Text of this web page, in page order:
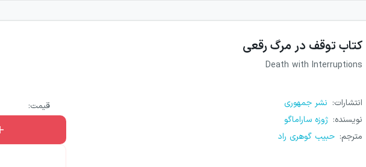
کتابتوقف در مرگ رقعی
Death with Interruptions
انتشارات: نشر جمهوری
نویسنده: ژوزه ساراماگو
مترجم: حبیب گوهری راد
قیمت: